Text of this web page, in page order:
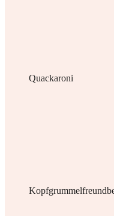
Quackaroni